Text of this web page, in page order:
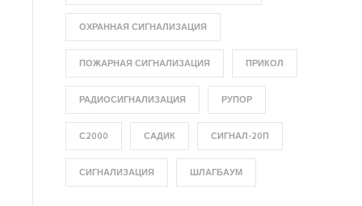
ОХРАННАЯ СИГНАЛИЗАЦИЯ
ПОЖАРНАЯ СИГНАЛИЗАЦИЯ ПРИКОЛ
РАДИОСИГНАЛИЗАЦИЯ РУПОР
С2000 САДИК СИГНАЛ-20П
СИГНАЛИЗАЦИЯ ШЛАГБАУМ